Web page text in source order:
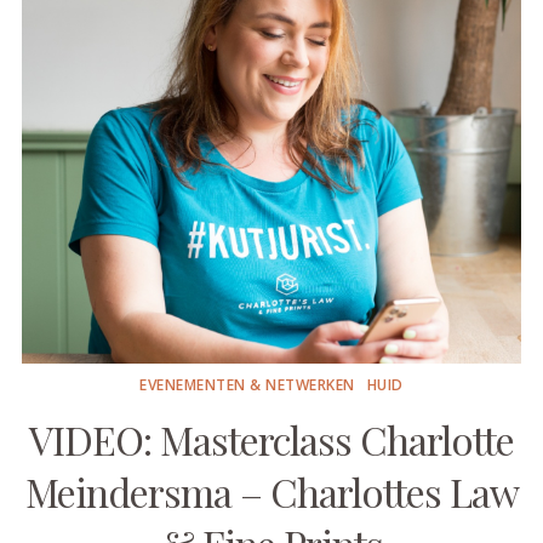
EVENEMENTEN & NETWERKEN HUID
VIDEO: Masterclass Charlotte
Meindersma – Charlottes Law